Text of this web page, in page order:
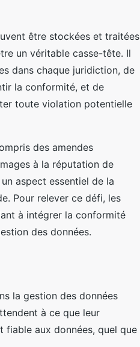
être stockées et traitées
un véritable casse-tête. Il
dans chaque juridiction, de
la conformité, et de
toute violation potentielle
des amendes
à la réputation de
aspect essentiel de la
Pour relever ce défi, les
à intégrer la conformité
des données.
la gestion des données
à ce que leur
fiable aux données, quel que